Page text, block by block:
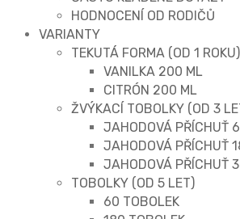
HODNOCENÍ OD RODIČŮ
VARIANTY
TEKUTÁ FORMA (OD 1 ROKU)
VANILKA 200 ML
CITRÓN 200 ML
ŽVÝKACÍ TOBOLKY (OD 3
JAHODOVÁ PŘÍCHUŤ
JAHODOVÁ PŘÍCHUŤ
JAHODOVÁ PŘÍCHUŤ
TOBOLKY (OD 5 LET)
60 TOBOLEK